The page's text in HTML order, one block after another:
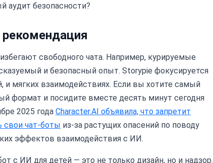
аудит безопасности?
свободного чата. Например, курируемые
и безопасный опыт. Storypie фокусируется
и мягких взаимодействиях. Если вы хотите самый
формат и посидите вместе десять минут сегодня
2025 года Character.AI объявила, что запретит
свои чат-боты из-за растущих опасений по поводу
эффектов взаимодействия с ИИ.
с ИИ для детей — это не только дизайн, но и надзор.